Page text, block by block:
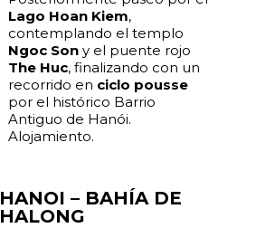
Lago Hoan Kiem,
contemplando el templo
Ngoc Son y el puente rojo
The Huc, finalizando con un
recorrido en ciclo pousse
por el histórico Barrio
Antiguo de Hanói.
Alojamiento.
HANOI – BAHÍA DE
HALONG